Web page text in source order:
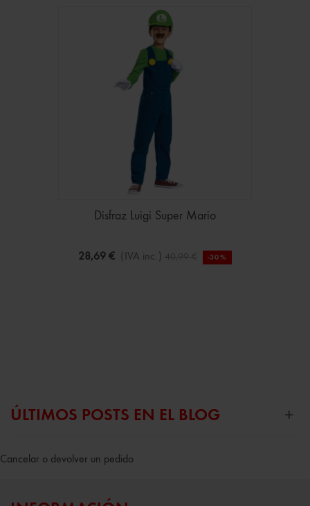
Disfraz Luigi Super Mario
28,69 € (IVA inc.) 40,99 € -30%
ÚLTIMOS POSTS EN EL BLOG
Cancelar o devolver un pedido